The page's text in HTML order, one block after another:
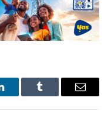
Tumblr Email